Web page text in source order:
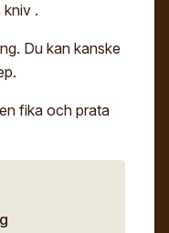
.
Du kan kanske
fika och prata